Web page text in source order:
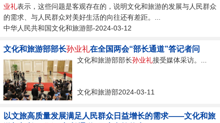
业礼表示，这些问题是客观存在的，说明文化和旅游的发展与人民群众
的需求、与人民群众对美好生活的向往还有差距。...
中华人民共和国文化和旅游部-2024-03-12
文化和旅游部部长孙业礼在全国两会“部长通道”答记者问
文化和旅游部部长孙业礼接受媒体采访。...
文化和旅游部2024-03-11
以文旅高质量发展满足人民群众日益增长的需求——文化和旅